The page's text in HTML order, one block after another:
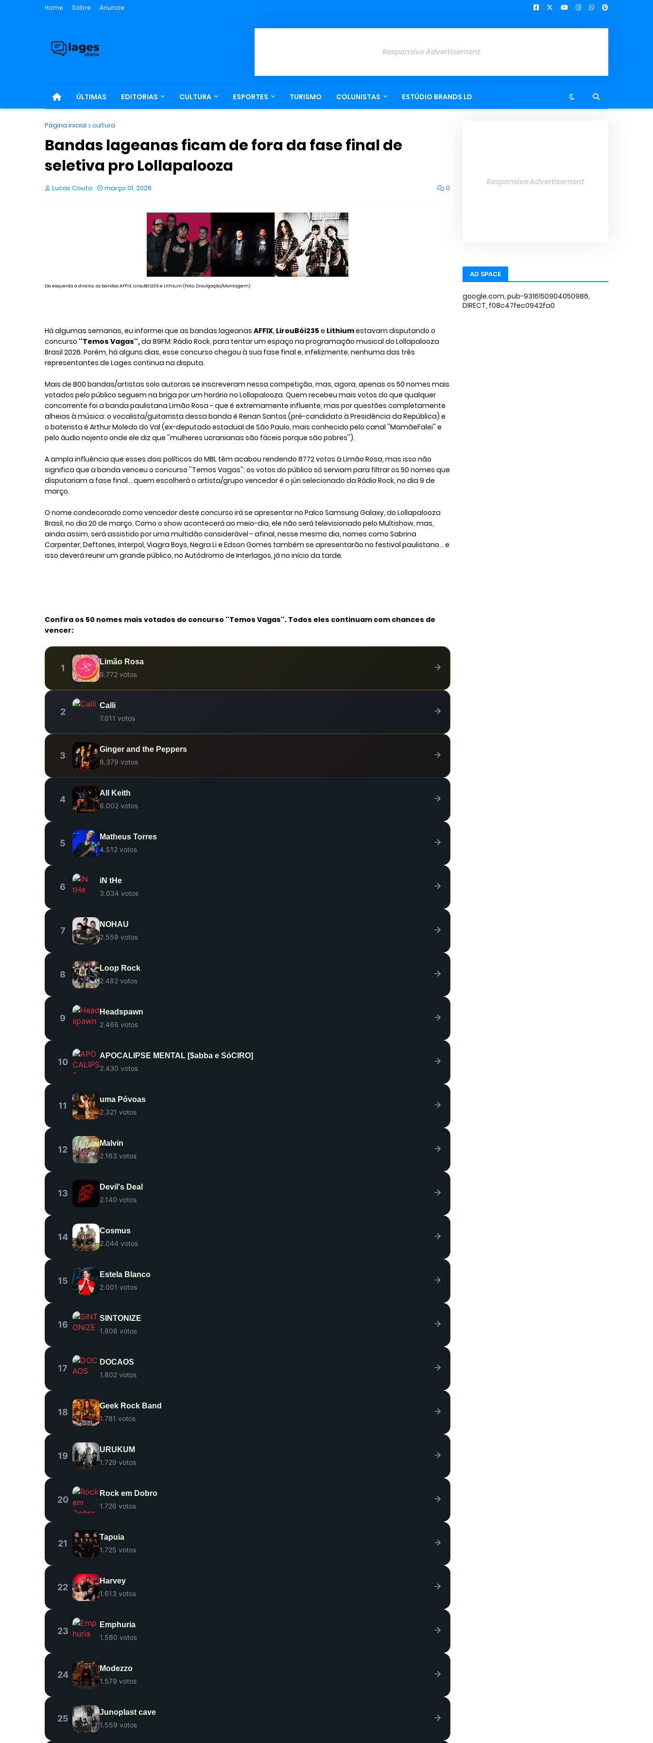
Home Sobre Anuncie
Responsive Advertisement
ÚLTIMAS EDITORIAS CULTURA ESPORTES TURISMO COLUNISTAS ESTÚDIO BRANDS LD
Página inicial cultura
Bandas lageanas ficam de fora da fase final de
seletiva pro Lollapalooza
Lucas Couto março 01, 2026 0
Da esquerda à direita, as bandas AFFIX, LirouBói235 e Lithium (Foto: Divulgação/Montagem)
Há algumas semanas, eu informei que as bandas lageanas AFFIX, LirouBói235 e Lithiumestavam disputando o
concurso ''Temos Vagas'',da 89FM: Rádio Rock, para tentar um espaço na programação musical do Lollapalooza
Brasil 2026. Porém, há alguns dias, esse concurso chegou à sua fase final e, infelizmente, nenhuma das três
representantes de Lages continua na disputa.
Mais de 800 bandas/artistas solo autorais se inscreveram nessa competição, mas, agora, apenas os 50 nomes mais
votados pelo público seguem na briga por um horário no Lollapalooza. Quem recebeu mais votos do que qualquer
concorrente foi a banda paulistana Limão Rosa - que é extremamente influente, mas por questões completamente
alheias à música: o vocalista/guitarrista dessa banda é Renan Santos (pré-candidato à Presidência da República) e
o baterista é Arthur Moledo do Val (ex-deputado estadual de São Paulo, mais conhecido pelo canal ''MamãeFalei'' e
pelo áudio nojento onde ele diz que ''mulheres ucranianas são fáceis porque são pobres'').
A ampla influência que esses dois políticos do MBL têm acabou rendendo 8772 votos à Limão Rosa, mas isso não
significa que a banda venceu o concurso ''Temos Vagas'': os votos do público só serviam para filtrar os 50 nomes que
disputariam a fase final... quem escolherá o artista/grupo vencedor é o júri selecionado da Rádio Rock, no dia 9 de
março.
O nome condecorado como vencedor deste concurso irá se apresentar no Palco Samsung Galaxy, do Lollapalooza
Brasil, no dia 20 de março. Como o show acontecerá ao meio-dia, ele não será televisionado pelo Multishow, mas,
ainda assim, será assistido por uma multidão considerável - afinal, nesse mesmo dia, nomes como Sabrina
Carpenter, Deftones, Interpol, Viagra Boys, Negra Li e Edson Gomes também se apresentarão no festival paulistano... e
isso deverá reunir um grande público, no Autódromo de Interlagos, já no início da tarde.
Confira os 50 nomes mais votados do concurso ''Temos Vagas''. Todos eles continuam com chances de
vencer:
1
Limão Rosa
8.772 votos
2
Calli
7.011 votos
3
Ginger and the Peppers
6.379 votos
4
All Keith
6.002 votos
5
Matheus Torres
4.512 votos
6
iN tHe
3.034 votos
7
NOHAU
2.559 votos
8
Loop Rock
2.482 votos
9
Headspawn
2.466 votos
10
APOCALIPSE MENTAL [$abba e SóCIRO]
2.430 votos
11
uma Póvoas
2.321 votos
12
Malvin
2.163 votos
13
Devil's Deal
2.140 votos
14
Cosmus
2.044 votos
15
Estela Blanco
2.001 votos
16
SINTONIZE
1.808 votos
17
DOCAOS
1.802 votos
18
Geek Rock Band
1.781 votos
19
URUKUM
1.729 votos
20
Rock em Dobro
1.726 votos
21
Tapuia
1.725 votos
22
Harvey
1.613 votos
23
Emphuria
1.580 votos
24
Modezzo
1.579 votos
25
Junoplast cave
1.559 votos
Responsive Advertisement
AD SPACE
google.com, pub-9316150904050986,
DIRECT, f08c47fec0942fa0